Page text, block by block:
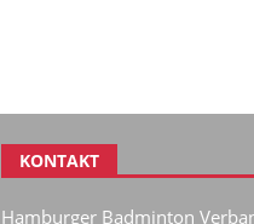
KONTAKT
Hamburger Badminton